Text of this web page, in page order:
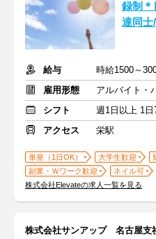
録制＊
達同
給与
時給1500～
雇用形態
アルバイト・
シフト
週1日以上 1
アクセス
栄駅
単発（1日OK） 大学生歓迎
副業・Ｗワーク歓迎
ネイル可
株式会社Elevateの求人一覧を見る
株式会社サンアップ 名古屋